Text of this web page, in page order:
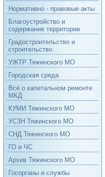
Нормативно - правовые акты
Благоустройство и
содержание территории
Градостроительство и
строительство
УЖТР Тяжинского МО
Городская среда
Всё о капитальном ремонте
МКД
КУМИ Тяжинского МО
УСЗН Тяжинского МО
СНД Тяжинского МО
ГО и ЧС
Архив Тяжинского МО
Госорганы и службы